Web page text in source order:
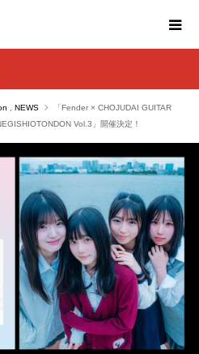
NEWS
「Fender × CHOJUDAI GUITAR
Vol.3」開催決定！